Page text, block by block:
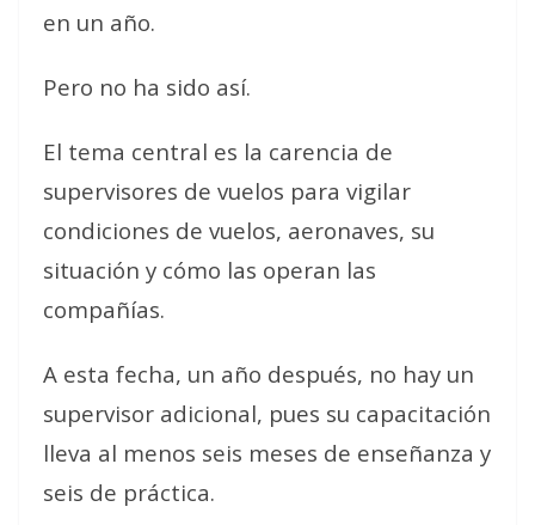
en un año.
Pero no ha sido así.
El tema central es la carencia de
supervisores de vuelos para vigilar
condiciones de vuelos, aeronaves, su
situación y cómo las operan las
compañías.
A esta fecha, un año después, no hay un
supervisor adicional, pues su capacitación
lleva al menos seis meses de enseñanza y
seis de práctica.